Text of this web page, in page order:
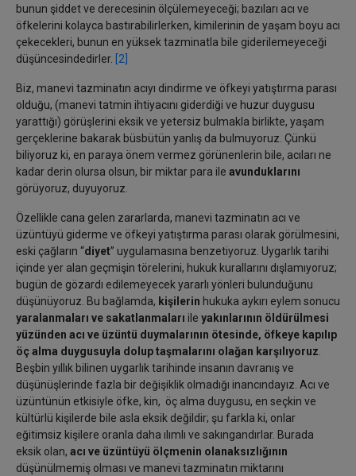
bunun şiddet ve derecesinin ölçülemeyeceği; bazıları acı ve
öfkelerini kolayca bastırabilirlerken, kimilerinin de yaşam boyu acı
çekecekleri, bunun en yüksek tazminatla bile giderilemeyeceği
düşüncesindedirler. [2]
Biz, manevi tazminatın acıyı dindirme ve öfkeyi yatıştırma parası
olduğu, (manevi tatmin ihtiyacını giderdiği ve huzur duygusu
yarattığı) görüşlerini eksik ve yetersiz bulmakla birlikte, yaşam
gerçeklerine bakarak büsbütün yanlış da bulmuyoruz. Çünkü
biliyoruz ki, en paraya önem vermez görünenlerin bile, acıları ne
kadar derin olursa olsun, bir miktar para ile avunduklarını
görüyoruz, duyuyoruz.
Özellikle cana gelen zararlarda, manevi tazminatın acı ve
üzüntüyü giderme ve öfkeyi yatıştırma parası olarak görülmesini,
eski çağların “diyet” uygulamasına benzetiyoruz. Uygarlık tarihi
içinde yer alan geçmişin törelerini, hukuk kurallarını dışlamıyoruz;
bugün de gözardı edilemeyecek yararlı yönleri bulunduğunu
düşünüyoruz. Bu bağlamda, kişilerin hukuka aykırı eylem sonucu
yaralanmaları ve sakatlanmaları ile yakınlarının öldürülmesi
yüzünden acı ve üzüntü duymalarının ötesinde, öfkeye kapılıp
öç alma duygusuyla dolup taşmalarını olağan karşılıyoruz.
Beşbin yıllık bilinen uygarlık tarihinde insanın davranış ve
düşünüşlerinde fazla bir değişiklik olmadığı inancındayız. Acı ve
üzüntünün etkisiyle öfke, kin, öç alma duygusu, en seçkin ve
kültürlü kişilerde bile asla eksik değildir; şu farkla ki, onlar
eğitimsiz kişilere oranla daha ılımlı ve sakıngandırlar. Burada
eksik olan, acı ve üzüntüyü ölçmenin olanaksızlığının
düşünülmemiş olması ve manevi tazminatın miktarını